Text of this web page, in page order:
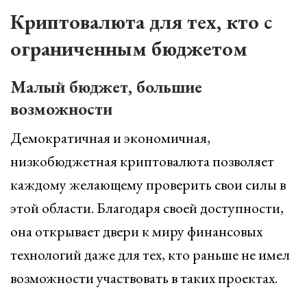
Криптовалюта для тех, кто с
ограниченным бюджетом
Малый бюджет, большие
возможности
Демократичная и экономичная,
низкобюджетная криптовалюта позволяет
каждому желающему проверить свои силы в
этой области. Благодаря своей доступности,
она открывает двери к миру финансовых
технологий даже для тех, кто раньше не имел
возможности участвовать в таких проектах.